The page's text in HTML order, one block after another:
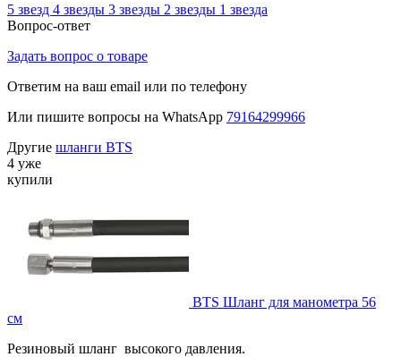
5 звезд 4 звезды 3 звезды 2 звезды 1 звезда
Вопрос-ответ
Задать вопрос о товаре
Ответим на ваш email или по телефону
Или пишите вопросы на WhatsApp 79164299966
Другие шланги BTS
4 уже
купили
BTS Шланг для манометра 56
см
Резиновый шланг высокого давления.